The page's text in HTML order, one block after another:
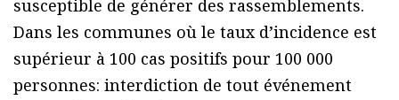
susceptible de générer des rassemblements.
Dans les communes où le taux d’incidence est
supérieur à 100 cas positifs pour 100 000
personnes: interdiction de tout événement